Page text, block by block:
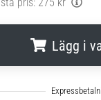
Lägg i